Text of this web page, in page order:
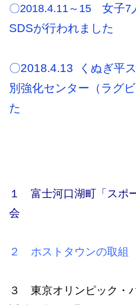
〇2018.4.11～15 女子7
SDSが行われました
〇2018.4.13 くぬぎ平
別強化センター（ラグ
た
１ 富士河口湖町「スポ
会
２ ホストタウンの取組
３ 東京オリンピック・